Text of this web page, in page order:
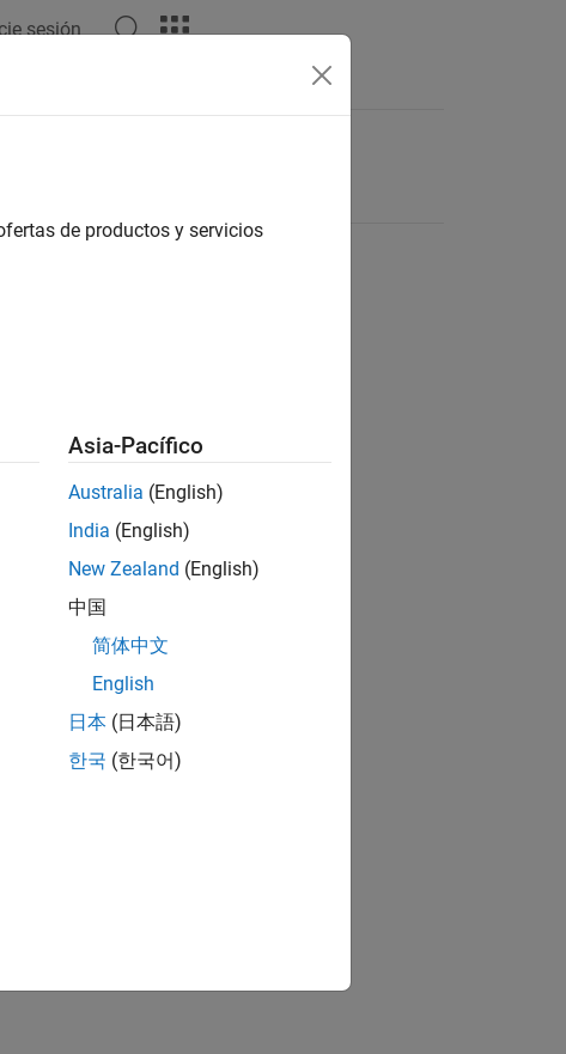
sesión
de productos y servicios
Asia-Pacífico
Australia (English)
India (English)
New Zealand (English)
中国
简体中文
English
日本 (日本語)
한국 (한국어)